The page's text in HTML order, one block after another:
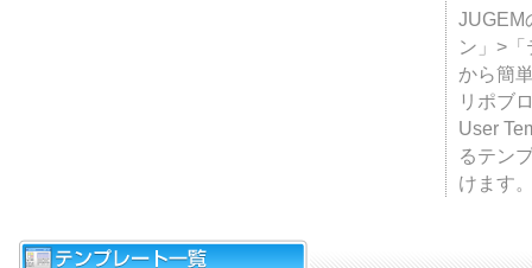
JUGEM
ン」>
から簡
リポブ
User
るテン
けます